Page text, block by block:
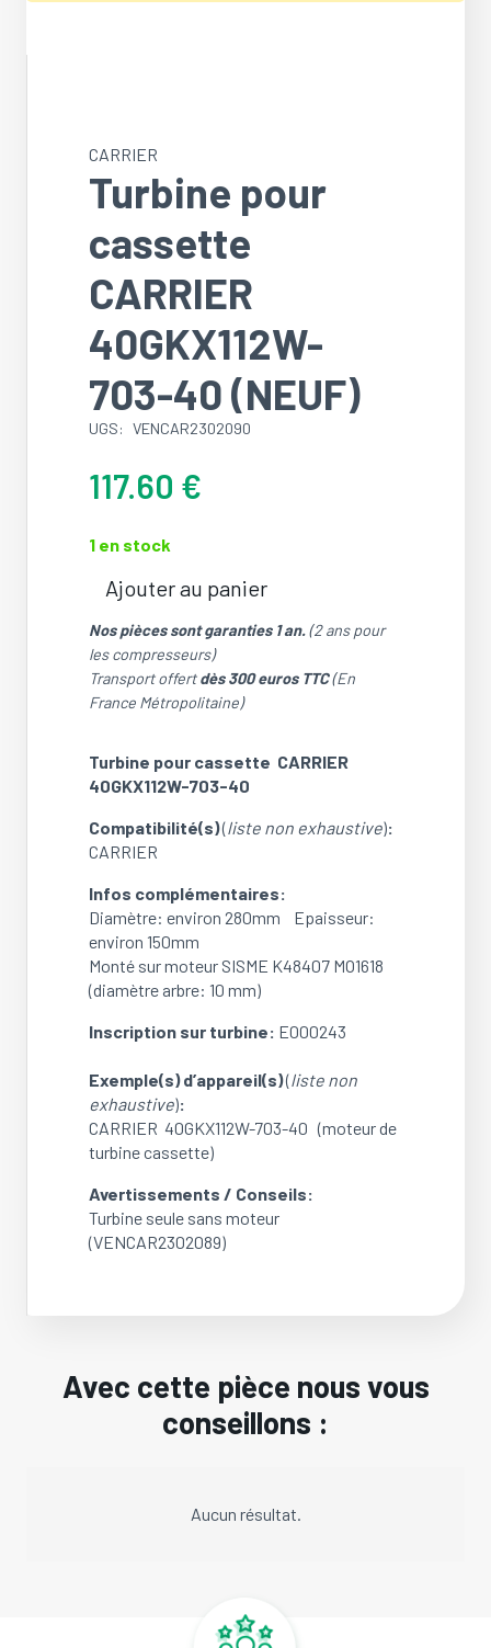
CARRIER
Turbine pour
cassette
CARRIER
40GKX112W-
703-40 (NEUF)
UGS: VENCAR2302090
117.60 €
1 en stock
quantité
de
Turbine
pour
cassette
703-
40
Ajouter au panier
Nos pièces sont garanties 1 an.(2 ans pour
les compresseurs)
Transport offertdès 300 euros TTC(En
France Métropolitaine)
Turbine pour cassette CARRIER
40GKX112W-703-40
Compatibilité(s)(liste non exhaustive):
CARRIER
Infos complémentaires:
Diamètre: environ 280mm Epaisseur:
environ 150mm
Monté sur moteur SISME K48407 MO1618
(diamètre arbre: 10 mm)
Inscription sur turbine: E000243
Exemple(s) d’appareil(s)(liste non
exhaustive):
CARRIER 40GKX112W-703-40 (moteur de
turbine cassette)
Avertissements / Conseils:
Turbine seule sans moteur
(VENCAR2302089)
Avec cette pièce nous vous
conseillons :
Aucun résultat.